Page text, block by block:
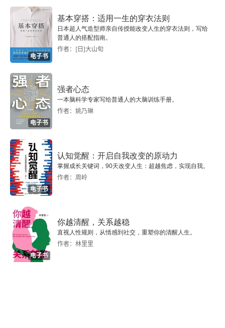
一个干净、光亮的地方
一次简单的询问
翻江倒海
向瑞士致敬
好狮子
忠贞的公牛
得了条明眼狗
人情世故
世上的光
先生们，祝你们快乐
电子书
基本穿搭：适用一生的穿衣法则
日本超人气造型师亲自传授能改变人生的穿衣法则，写给
普通人的搭配指南。
作者：[日]大山旬
电子书
强者心态
一本脑科学专家写给普通人的大脑训练手册。
作者：姚乃琳
电子书
认知觉醒：开启自我改变的原动力
掌握成长关键词，90天改变人生：超越焦虑，实现自我。
作者：周岭
电子书
你越清醒，关系越稳
直视人性规则，从情感到社交，重塑你的清醒人生。
作者：林里里